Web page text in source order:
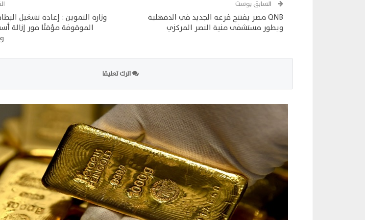
السابق بوست
QNB مصر يفتتح فرعه الجديد في الدقهلية
ويطور مستشفى منية النصر المركزي
وزارة التموين : إعادة تشغيل
الموقوفة مؤقتًا فور إزالة
اترك تعليقا